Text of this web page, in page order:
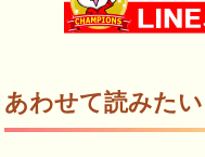
あわせて読みたい